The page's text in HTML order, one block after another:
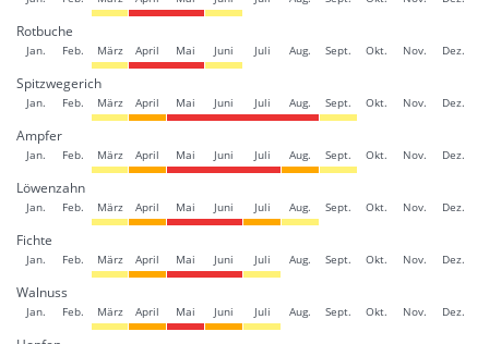
Rotbuche
Jan. Feb. März April Mai Juni Juli Aug. Sept. Okt. Nov. Dez.
Spitzwegerich
Jan. Feb. März April Mai Juni Juli Aug. Sept. Okt. Nov. Dez.
Ampfer
Jan. Feb. März April Mai Juni Juli Aug. Sept. Okt. Nov. Dez.
Löwenzahn
Jan. Feb. März April Mai Juni Juli Aug. Sept. Okt. Nov. Dez.
Fichte
Jan. Feb. März April Mai Juni Juli Aug. Sept. Okt. Nov. Dez.
Walnuss
Jan. Feb. März April Mai Juni Juli Aug. Sept. Okt. Nov. Dez.